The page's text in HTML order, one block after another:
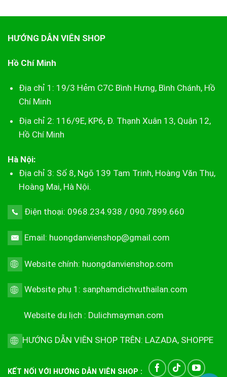
HƯỚNG DẪN VIÊN SHOP
Hồ Chí Minh
Địa chỉ 1: 19/3 Hẻm C7C Bình Hưng, Bình Chánh, Hồ
Chí Minh
Địa chỉ 2: 116/9E, KP6, Đ. Thạnh Xuân 13, Quận 12,
Hồ Chí Minh
Hà Nội:
Địa chỉ 3: Số 8, Ngõ 139 Tam Trinh, Hoàng Văn Thụ,
Hoàng Mai, Hà Nội.
Điện thoại: 0968.234.938 / 090.7899.660
Email: huongdanvienshop@gmail.com
Website chính: huongdanvienshop.com
Website phụ 1: sanphamdichvuthailan.com
Website du lịch : Dulichmayman.com
HƯỚNG DẪN VIÊN SHOP TRÊN: LAZADA, SHOPPE
KẾT NỐI VỚI HƯỚNG DẪN VIÊN SHOP :